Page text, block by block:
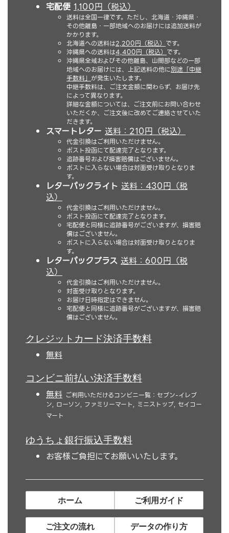
宅配便 1,100円（税込）
送料は全国一律です。ただし、北海道・沖縄県・
その他離島・一部地域へのお届けには追加送料が
かかります。
北海道への送料は2,200円（税込） です。
沖縄県への送料は4,400円（税込） です。
沖縄県全域およびその他離島、山間部などの一部
地域へのお届けには、上記送料の他に別途「中継
手数料」 が発生いたします。
中継手数料は、ご注文金額に関わらず、お届け先
によって異なります。
詳細な金額については、ご注文前にお問い合わせ
いただくか、ご注文後に改めてご連絡させていた
だきます。
スマートレター 送料：210円（税込）
代金引換はご利用いただけません。
ポスト投函にて配達完了となります。
追跡番号および損害賠償はございません。
ポストに入らない場合は対面受け取りとなりま
す。
レターパックライト 送料：430円（税
込）
代金引換はご利用いただけません。
ポスト投函にて配達完了となります。
宅配便と同様に追跡番号がございますが、損害賠
償はございません。
ポストに入らない場合は対面受け取りとなりま
す。
レターパックプラス 送料：600円（税
込）
代金引換はご利用いただけません。
対面受け取りとなります。
お届け日時指定はできません。
宅配便と同様に追跡番号がございますが、損害賠
償はございません。
クレジットカード決済手数料
無料
コンビニ前払い決済手数料
無料 ご利用いただけるコンビニ一覧：セブン-イレブ
ン, ローソン, ファミリーマート, ミニストップ, セイコー
マート
ゆうちょ銀行振込手数料
お客様ご負担にてお願いいたします。
ホーム ご利用ガイド
ご注文の流れ データの作り方